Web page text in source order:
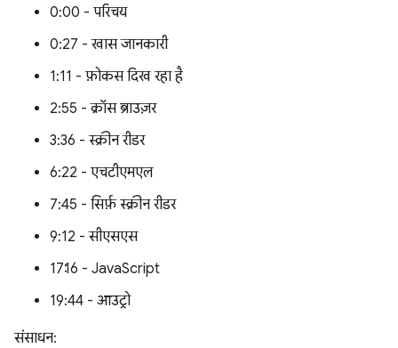
0:00 - परिचय
0:27 - खास जानकारी
1:11 - फ़ोकस दिख रहा है
2:55 - क्रॉस ब्राउज़र
3:36 - स्क्रीन रीडर
6:22 - एचटीएमएल
7:45 - सिर्फ़ स्क्रीन रीडर
9:12 - सीएसएस
17:16 - JavaScript
19:44 - आउट्रो
संसाधन: